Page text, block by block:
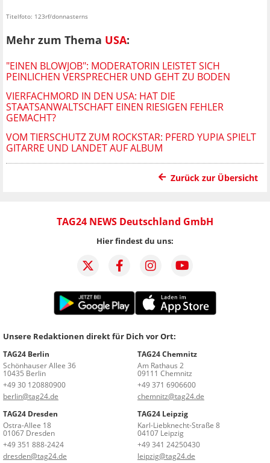
Titelfoto: 123rf/donnasterns
Mehr zum Thema USA:
"EINEN BLOWJOB": MODERATORIN LEISTET SICH
PEINLICHEN VERSPRECHER UND GEHT ZU BODEN
VIERFACHMORD IN DEN USA: HAT DIE
STAATSANWALTSCHAFT EINEN RIESIGEN FEHLER
GEMACHT?
VOM TIERSCHUTZ ZUM ROCKSTAR: PFERD YUPIA SPIELT
GITARRE UND LANDET AUF ALBUM
Zurück zur Übersicht
TAG24 NEWS Deutschland GmbH
Hier findest du uns:
Unsere Redaktionen direkt für Dich vor Ort:
TAG24 Berlin
Schönhauser Allee 36
10435 Berlin
+49 30 120880900
berlin@tag24.de
TAG24 Chemnitz
Am Rathaus 2
09111 Chemnitz
+49 371 6906600
chemnitz@tag24.de
TAG24 Dresden
Ostra-Allee 18
01067 Dresden
+49 351 888-2424
dresden@tag24.de
TAG24 Leipzig
Karl-Liebknecht-Straße 8
04107 Leipzig
+49 341 24250430
leipzig@tag24.de